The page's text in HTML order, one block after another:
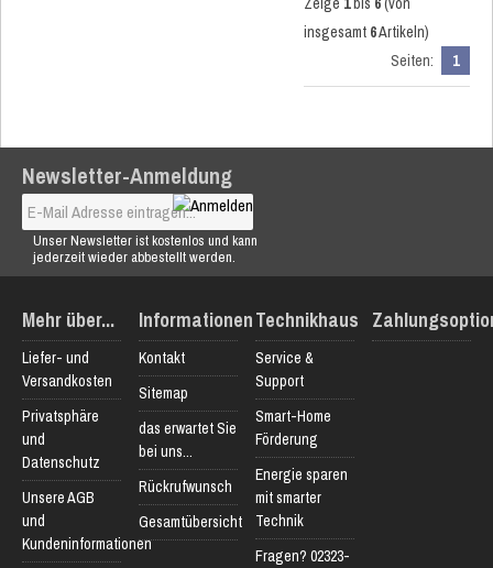
insgesamt 6Artikeln)
Seiten:
1
Newsletter-Anmeldung
Unser Newsletter ist kostenlos und kann
jederzeit wieder abbestellt werden.
Mehr über...
Liefer- und
Versandkosten
Privatsphäre
und
Datenschutz
Unsere AGB
und
Kundeninformationen
Informationen
Kontakt
Sitemap
das erwartet Sie
bei uns...
Rückrufwunsch
Gesamtübersicht
Technikhaus
Service &
Support
Smart-Home
Förderung
Energie sparen
mit smarter
Technik
Fragen? 02323-